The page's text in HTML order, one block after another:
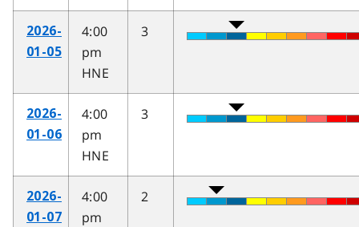
2026-
01-05
4:00
pm
HNE
3
2026-
01-06
4:00
pm
HNE
3
2026-
01-07
4:00
pm
2